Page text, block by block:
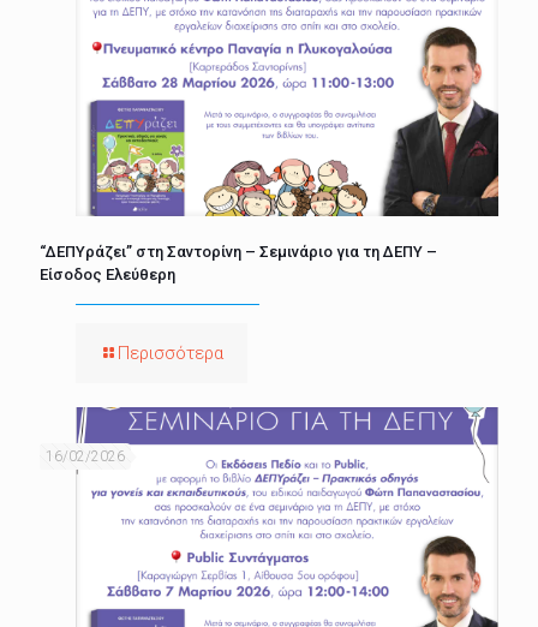
“ΔΕΠΥράζει” στη Σαντορίνη – Σεμινάριο για τη ΔΕΠΥ –
Είσοδος Ελεύθερη
Περισσότερα
16/02/2026